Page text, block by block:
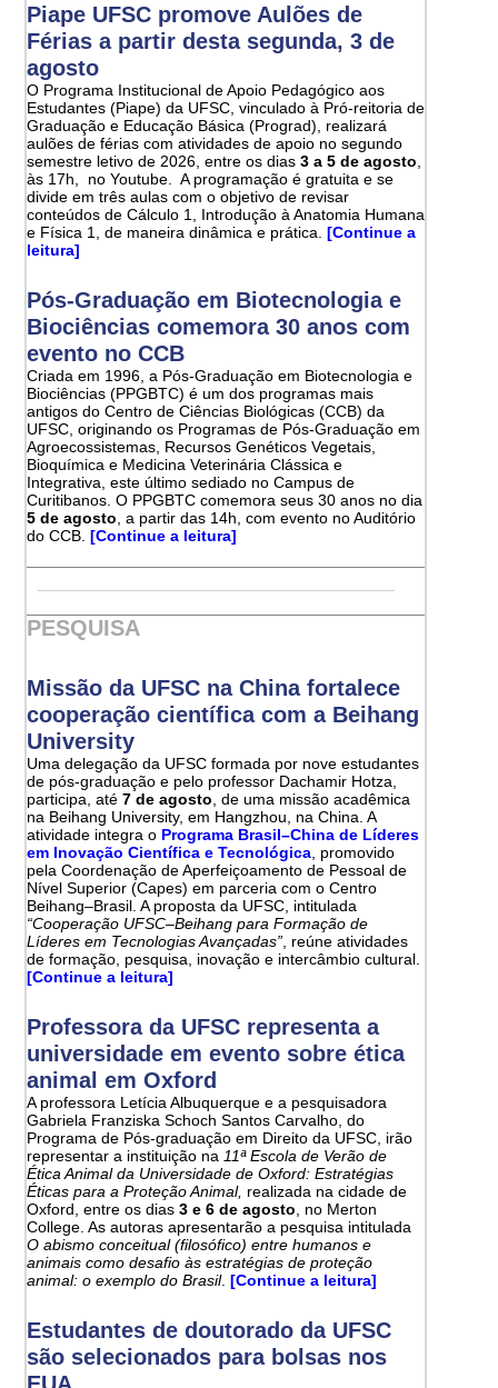
Piape UFSC promove Aulões de
Férias a partir desta segunda, 3 de
agosto
O Programa Institucional de Apoio Pedagógico aos
Estudantes (Piape) da UFSC, vinculado à Pró-reitoria de
Graduação e Educação Básica (Prograd), realizará
aulões de férias com atividades de apoio no segundo
semestre letivo de 2026, entre os dias3 a 5 de agosto
às 17h, no Youtube. A programação é gratuita e se
divide em três aulas com o objetivo de revisar
conteúdos de Cálculo 1, Introdução à Anatomia Humana
e Física 1, de maneira dinâmica e prática. [Continue a
leitura]
Pós-Graduação em Biotecnologia e
Biociências comemora 30 anos com
evento no CCB
Criada em 1996, a Pós-Graduação em Biotecnologia e
Biociências (PPGBTC) é um dos programas mais
antigos do Centro de Ciências Biológicas (CCB) da
UFSC, originando os Programas de Pós-Graduação em
Agroecossistemas, Recursos Genéticos Vegetais,
Bioquímica e Medicina Veterinária Clássica e
Integrativa, este último sediado no Campus de
Curitibanos. O PPGBTC comemora seus 30 anos no dia
5 de agosto , a partir das 14h, com evento no Auditório
do CCB. [Continue a leitura]
PESQUISA
Missão da UFSC na China fortalece
cooperação científica com a Beihang
University
Uma delegação da UFSC formada por nove estudantes
de pós-graduação e pelo professor Dachamir Hotza,
participa, até7 de agosto , de uma missão acadêmica
na Beihang University, em Hangzhou, na China. A
atividade integra o Programa Brasil–China de Líderes
em Inovação Científica e Tecnológica , promovido
pela Coordenação de Aperfeiçoamento de Pessoal de
Nível Superior (Capes) em parceria com o Centro
Beihang–Brasil. A proposta da UFSC, intitulada
“Cooperação UFSC–Beihang para Formação de
Líderes em Tecnologias Avançadas” , reúne atividades
de formação, pesquisa, inovação e intercâmbio cultural.
[Continue a leitura]
Professora da UFSC representa a
universidade em evento sobre ética
animal em Oxford
A professora Letícia Albuquerque e a pesquisadora
Gabriela Franziska Schoch Santos Carvalho, do
Programa de Pós-graduação em Direito da UFSC, irão
representar a instituição na 11ª Escola de Verão de
Ética Animal da Universidade de Oxford: Estratégias
Éticas para a Proteção Animal, realizada na cidade de
Oxford, entre os dias3 e 6 de agosto , no Merton
College. As autoras apresentarão a pesquisa intitulada
O abismo conceitual (filosófico) entre humanos e
animais como desafio às estratégias de proteção
animal: o exemplo do Brasil. [Continue a leitura]
Estudantes de doutorado da UFSC
são selecionados para bolsas nos